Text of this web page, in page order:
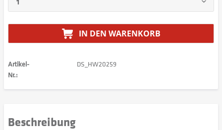
IN DEN WARENKORB
Artikel-
Nr.:
DS_HW20259
Beschreibung